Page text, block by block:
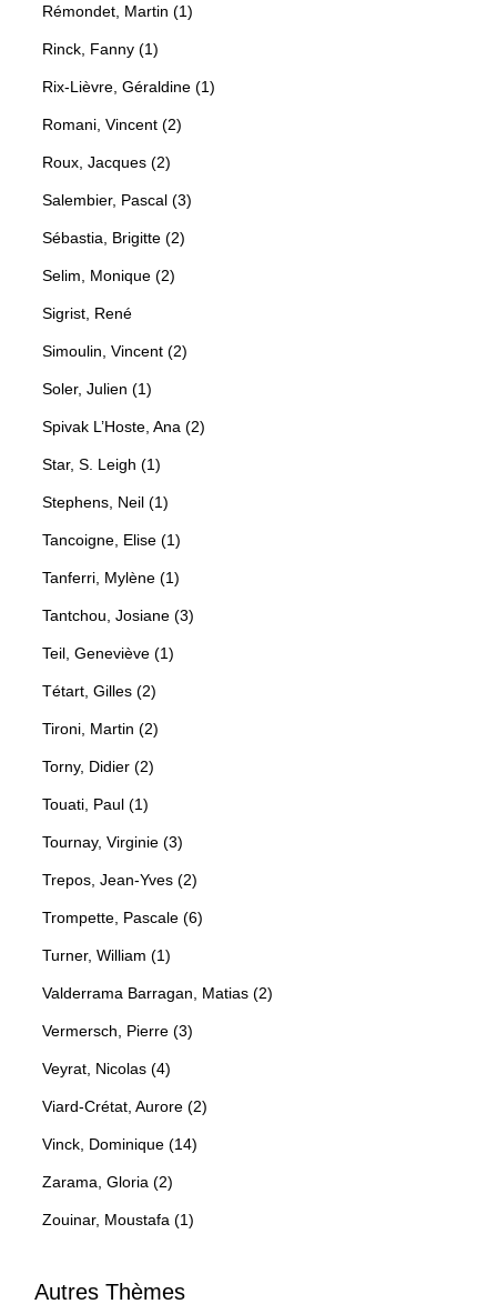
Rémondet, Martin (1)
Rinck, Fanny (1)
Rix-Lièvre, Géraldine (1)
Romani, Vincent (2)
Roux, Jacques (2)
Salembier, Pascal (3)
Sébastia, Brigitte (2)
Selim, Monique (2)
Sigrist, René
Simoulin, Vincent (2)
Soler, Julien (1)
Spivak L’Hoste, Ana (2)
Star, S. Leigh (1)
Stephens, Neil (1)
Tancoigne, Elise (1)
Tanferri, Mylène (1)
Tantchou, Josiane (3)
Teil, Geneviève (1)
Tétart, Gilles (2)
Tironi, Martin (2)
Torny, Didier (2)
Touati, Paul (1)
Tournay, Virginie (3)
Trepos, Jean-Yves (2)
Trompette, Pascale (6)
Turner, William (1)
Valderrama Barragan, Matias (2)
Vermersch, Pierre (3)
Veyrat, Nicolas (4)
Viard-Crétat, Aurore (2)
Vinck, Dominique (14)
Zarama, Gloria (2)
Zouinar, Moustafa (1)
Autres Thèmes